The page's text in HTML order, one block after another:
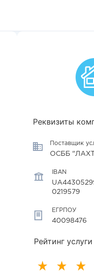
Реквизиты
Поставщик
ОСББ
IBAN
0219579
ЕГРПОУ
40098476
Рейтинг услуги